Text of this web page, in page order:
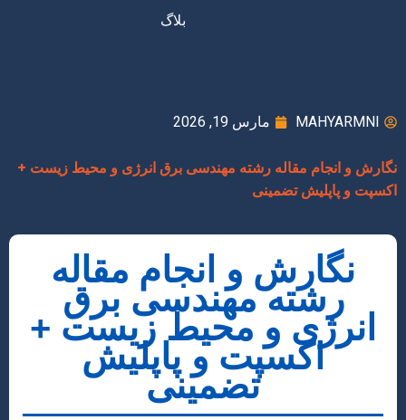
بلاگ
MAHYARMNI مارس 19, 2026
نگارش و انجام مقاله رشته مهندسی برق انرژی و محیط زیست +
اکسپت و پاپلیش تضمینی
نگارش و انجام مقاله
رشته مهندسی برق
انرژی و محیط زیست +
اکسپت و پاپلیش
تضمینی